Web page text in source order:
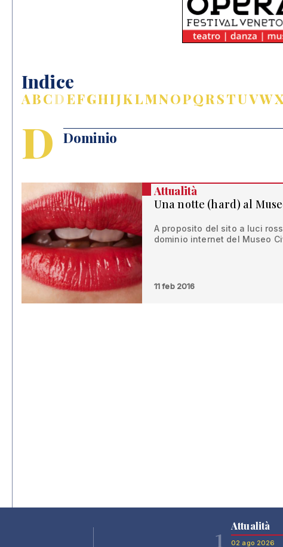
Indice
ABCDEFGHIJKLMNOPQRSTUVW
D Dominio
Attualità
Una notte (hard) al
A proposito del sito a luci
dominio internet del Museo
11 feb 2016
1
Attualità
02 ago 2026